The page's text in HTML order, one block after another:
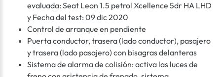
evaluada: Seat Leon 1.5 petrol Xcellence 5dr HA LHD
y Fecha del test: 09 dic 2020
Control de arranque en pendiente
Puerta conductor, trasera (lado conductor), pasajero
y trasera (lado pasajero) con bisagras delanteras
Sistema de alarma de colisión: activa las luces de